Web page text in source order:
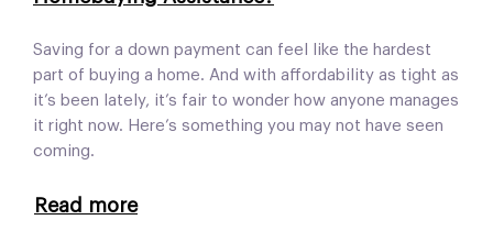
Saving for a down payment can feel like the hardest
part of buying a home. And with affordability as tight as
it’s been lately, it’s fair to wonder how anyone manages
it right now. Here’s something you may not have seen
coming.
Read more